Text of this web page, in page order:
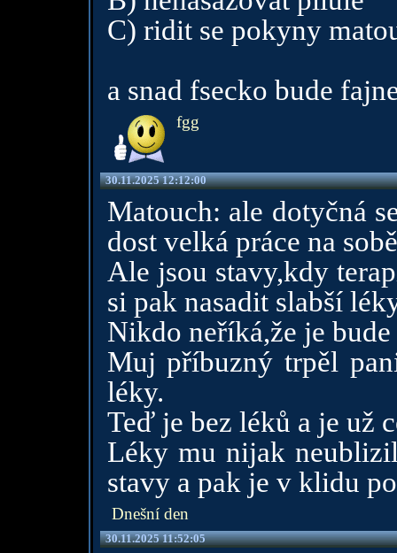
C) ridit se pokyny
a snad fsecko bude
fgg
30.11.2025 12:12:00
Matouch: ale dotyčná
dost velká práce na sobě
Ale jsou stavy,kdy
si pak nasadit slabší
Nikdo neříká,že je
Muj příbuzný trpěl
léky.
Teď je bez léků a je už
Léky mu nijak
stavy a pak je v klidu
Dnešní den
30.11.2025 11:52:05